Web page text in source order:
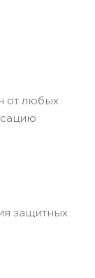
от любых
защитных